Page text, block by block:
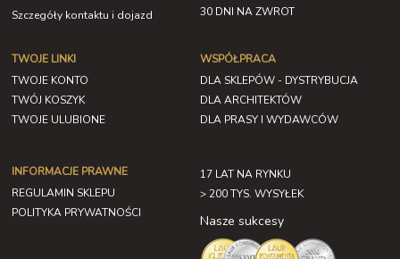
Szczegóły kontaktu i dojazd
30 DNI NA ZWROT
TWOJE LINKI
TWOJE KONTO
TWÓJ KOSZYK
TWOJE ULUBIONE
INFORMACJE PRAWNE
REGULAMIN SKLEPU
POLITYKA PRYWATNOŚCI
WSPÓŁPRACA
DLA SKLEPÓW - DYSTRYBUCJA
DLA ARCHITEKTÓW
DLA PRASY I WYDAWCÓW
17 LAT NA RYNKU
> 200 TYS. WYSYŁEK
Nasze sukcesy